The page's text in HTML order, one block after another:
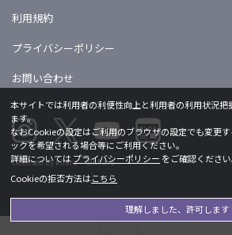
利用規約
プライバシーポリシー
お問い合わせ
Licensed by khara ©khara
本サイトでは利用者の利便性向上と利用者の利用状況
ます。
なおCookieの設定はご利用のブラウザの設定でも変更
ックを希望される場合等にご利用ください。
詳細についてはプライバシーポリシー をご確認ください
Cookieの拒否方法はこちら
理解しました、許可します